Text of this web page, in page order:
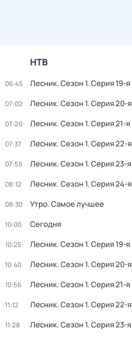
НТВ
06:45 Лесник. Сезон 1. Серия 19-я
07:02 Лесник. Сезон 1. Серия 20-я
07:20 Лесник. Сезон 1. Серия 21-я
07:37 Лесник. Сезон 1. Серия 22-я
07:55 Лесник. Сезон 1. Серия 23-я
08:12 Лесник. Сезон 1. Серия 24-я
08:30 Утро. Самое лучшее
10:00 Сегодня
10:25 Лесник. Сезон 1. Серия 19-я
10:40 Лесник. Сезон 1. Серия 20-я
10:56 Лесник. Сезон 1. Серия 21-я
11:12 Лесник. Сезон 1. Серия 22-я
11:28 Лесник. Сезон 1. Серия 23-я